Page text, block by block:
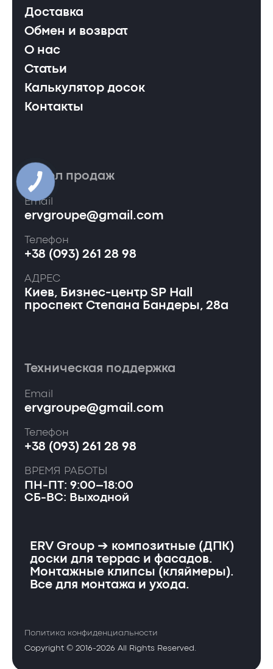
Доставка
Обмен и возврат
О нас
Статьи
Калькулятор досок
Контакты
Отдел продаж
Email
ervgroupe@gmail.com
Телефон
+38 (093) 261 28 98
АДРЕС
Киев, Бизнес-центр SP Hall
проспект Степана Бандеры, 28а
Техническая поддержка
Email
ervgroupe@gmail.com
Телефон
+38 (093) 261 28 98
ВРЕМЯ РАБОТЫ
ПН-ПТ: 9:00–18:00
СБ-ВС: Выходной
ERV Group ➔ композитные (ДПК)
доски для террас и фасадов.
Монтажные клипсы (кляймеры).
Все для монтажа и ухода.
Политика конфиденциальности
Copyright © 2016-2026 All Rights Reserved.